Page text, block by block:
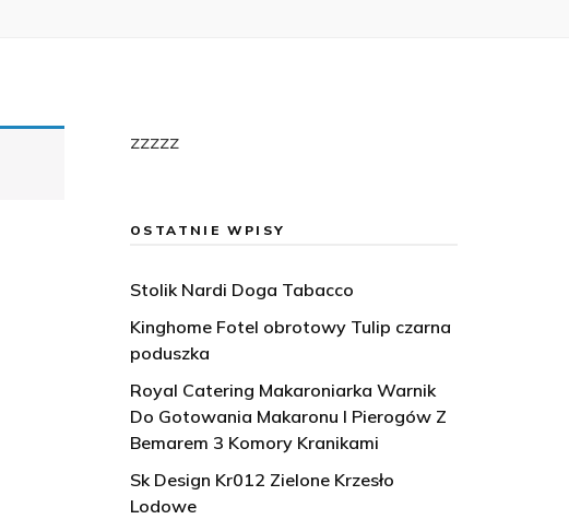
zzzzz
OSTATNIE WPISY
Stolik Nardi Doga Tabacco
Kinghome Fotel obrotowy Tulip czarna
poduszka
Royal Catering Makaroniarka Warnik
Do Gotowania Makaronu I Pierogów Z
Bemarem 3 Komory Kranikami
Sk Design Kr012 Zielone Krzesło
Lodowe